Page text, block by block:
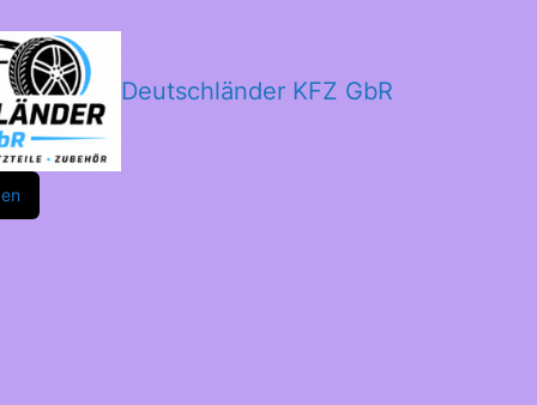
Deutschländer KFZ GbR